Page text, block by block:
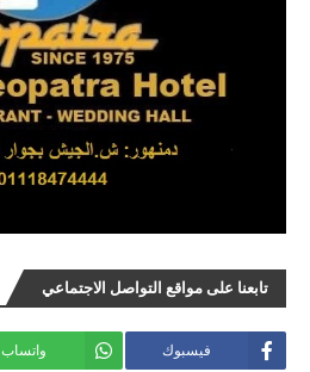
تابعنا على مواقع التواصل الاجتماعي
فيسبوك واتساب